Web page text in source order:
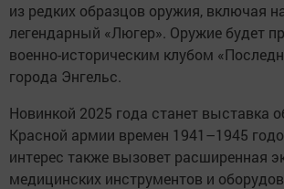
из редких образцов оружия, включая
легендарный «Люгер». Оружие будет
военно-историческим клубом
города Энгельс.
Новинкой 2025 года станет выставка
Красной армии времен 1941–1945
интерес также вызовет расширенная
медицинских инструментов и